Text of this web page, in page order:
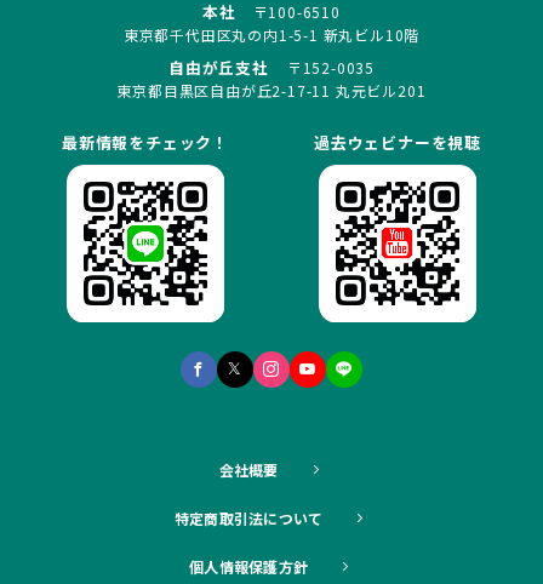
本社
〒100-6510
東京都千代田区丸の内1-5-1 新丸ビル10階
自由が丘支社
〒152-0035
東京都目黒区自由が丘2-17-11 丸元ビル201
最新情報をチェック！ 過去ウェビナーを視聴
会社概要
特定商取引法について
個人情報保護方針